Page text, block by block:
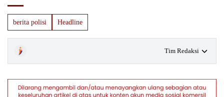
berita polisi Headline
Tim Redaksi